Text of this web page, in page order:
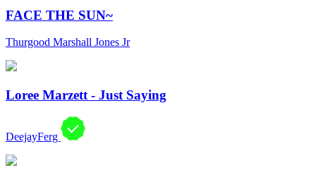
FACE THE SUN~
Thurgood Marshall Jones Jr
Loree Marzett - Just Saying
DeejayFerg